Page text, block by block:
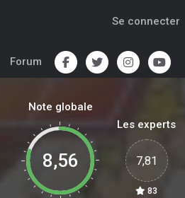
Se connecter
Forum
Note globale
8,56
Les experts
7,81
83